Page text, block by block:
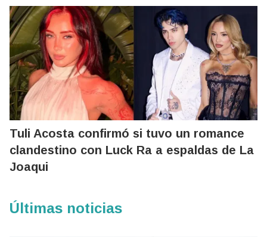
Tuli Acosta confirmó si tuvo un romance
clandestino con Luck Ra a espaldas de La
Joaqui
Últimas noticias